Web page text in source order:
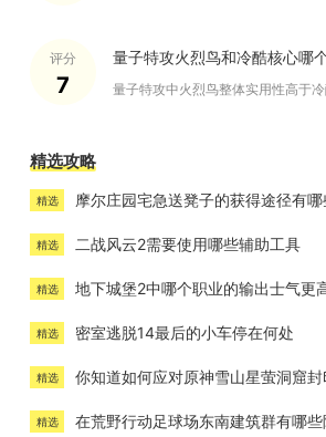
评分
7
量子特攻火烈鸟和冷酷核心哪
精选攻略
精选 摩尔庄园宅急送凳子的获得途径有哪
精选 二战风云2需要使用哪些辅助工具
精选 地下城堡2中哪个职业的输出士气更
精选 密室逃脱14最后的小车停在何处
精选
精选